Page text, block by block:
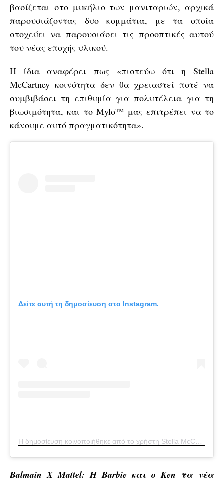
βασίζεται στο μυκήλιο των μανιταριών, αρχικά
παρουσιάζοντας δυο κομμάτια, με τα οποία
στοχεύει να παρουσιάσει τις προοπτικές αυτού
του νέας εποχής υλικού.
Η ίδια αναφέρει πως «πιστεύω ότι η Stella
McCartney κοινότητα δεν θα χρειαστεί ποτέ να
συμβιβάσει τη επιθυμία για πολυτέλεια για τη
βιωσιμότητα, και το Mylo™️ μας επιτρέπει να το
κάνουμε αυτό πραγματικότητα».
Δείτε αυτή τη δημοσίευση στο Instagram.
Balmain X Mattel: Η Barbie και ο Ken τα νέα